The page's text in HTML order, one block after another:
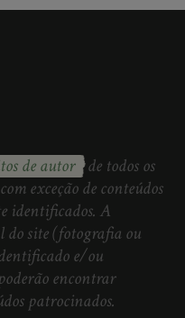
de autor de todos os
exceção de conteúdos
identificados. A
site (fotografia ou
e/ou
encontrar
patrocinados.